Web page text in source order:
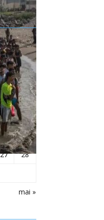
S D
mai »
6
7
13
14
20
21
27
28